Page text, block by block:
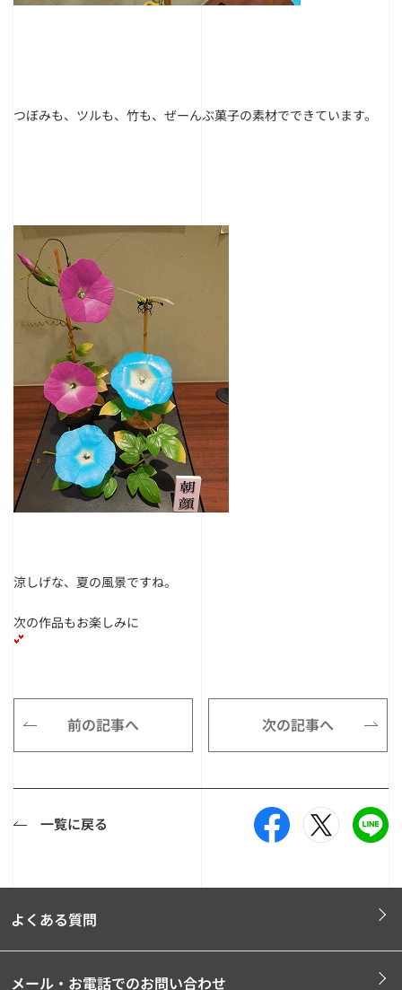
つぼみも、ツルも、竹も、ぜーんぶ菓子の素材でできています。
涼しげな、夏の風景ですね。
次の作品もお楽しみに
前の記事へ 次の記事へ
一覧に戻る
よくある質問
メール・お電話でのお問い合わせ